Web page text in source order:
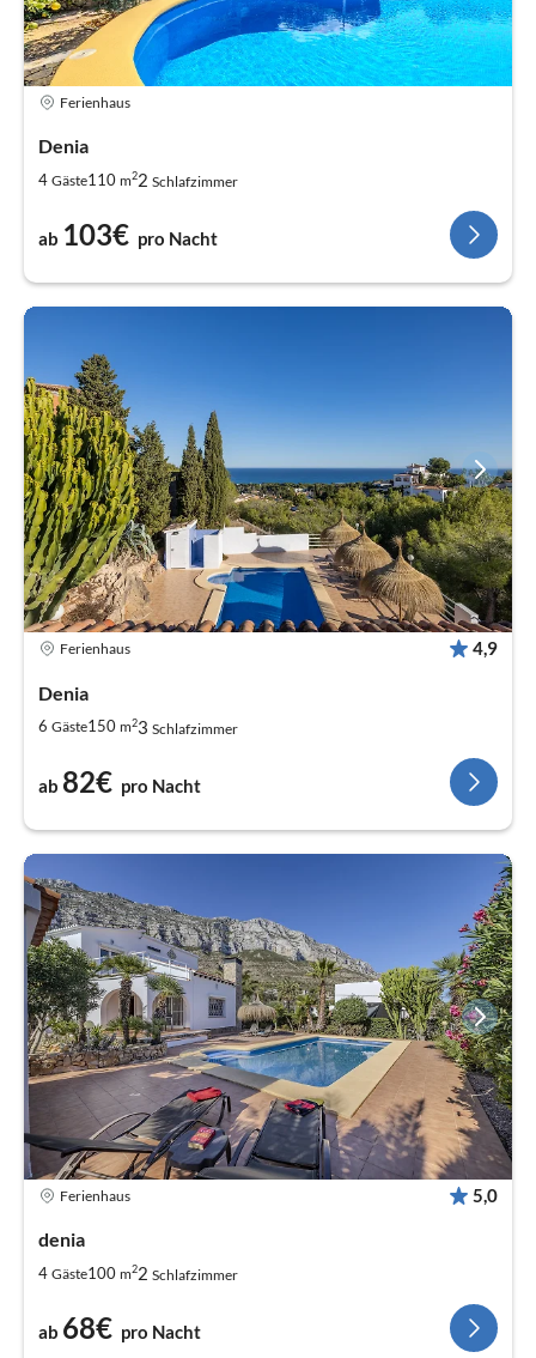
Ferienhaus
Denia
4 Gäste110 m22 Schlafzimmer
ab 103€ pro Nacht
Ferienhaus 4,9
Denia
6 Gäste150 m23 Schlafzimmer
ab 82€ pro Nacht
Ferienhaus 5,0
denia
4 Gäste100 m22 Schlafzimmer
ab 68€ pro Nacht